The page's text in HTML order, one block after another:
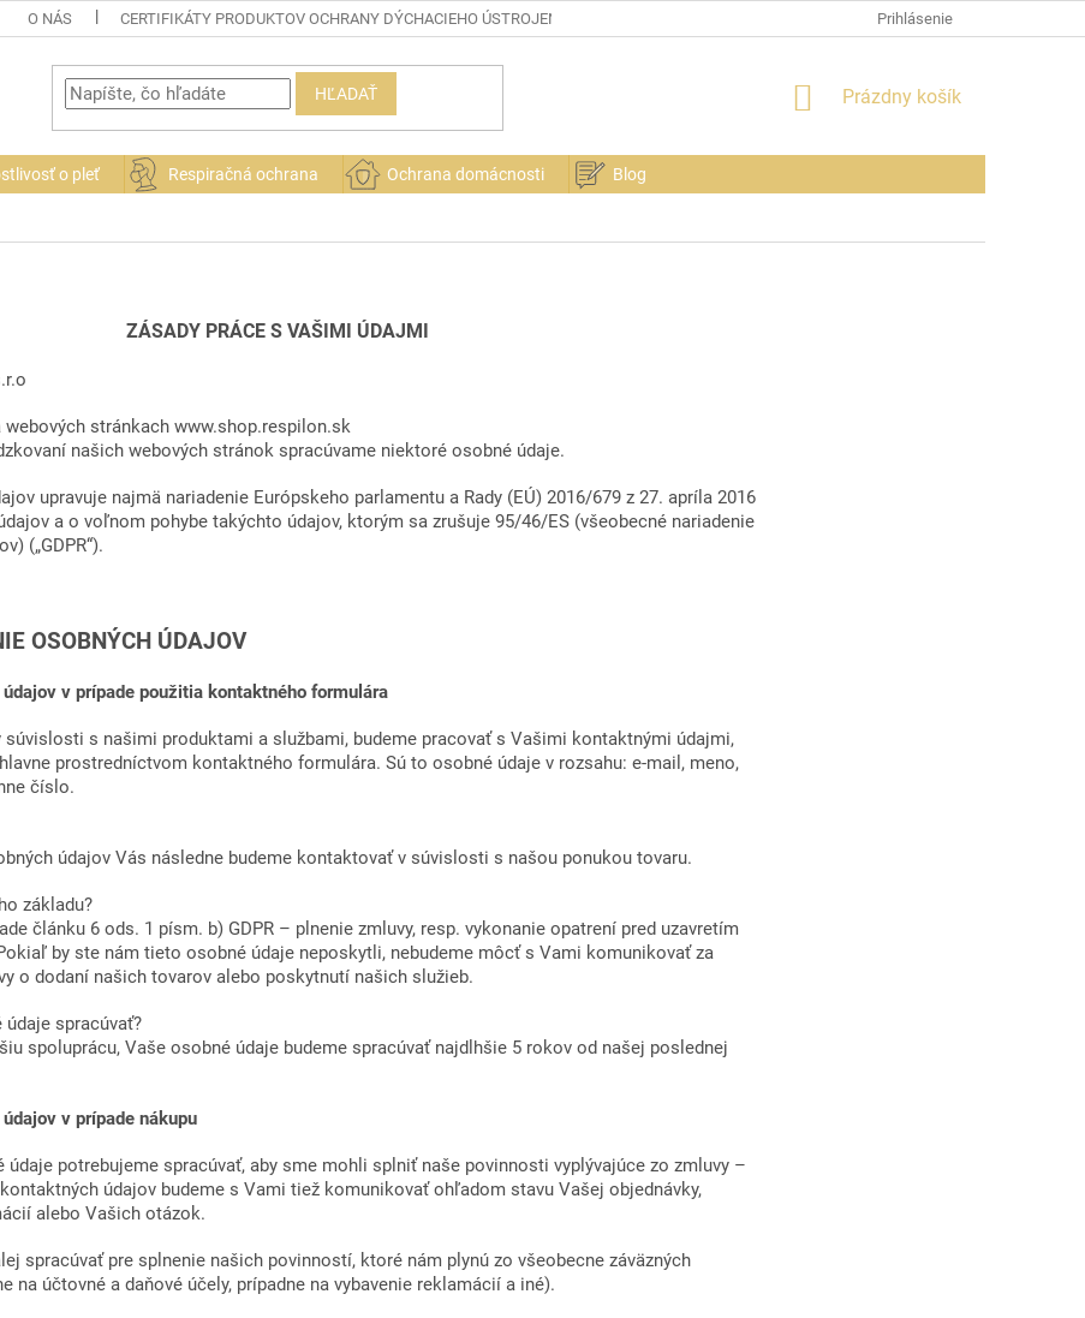
O NÁS CERTIFIKÁTY PRODUKTOV OCHRANY DÝCHACIEHO ÚSTROJENSTVA NANOMEMBRÁNA RESPILON
Prihlásenie
HĽADAŤ
NÁKUPNÝ
Prázdny košík
o pleť Respiračná ochrana Ochrana domácnosti Blog
ZÁSADY PRÁCE S VAŠIMI ÚDAJMI
webových stránkach www.shop.respilon.sk
našich webových stránok spracúvame niektoré osobné údaje.
upravuje najmä nariadenie Európskeho parlamentu a Rady (EÚ) 2016/679 z 27. apríla 2016
a o voľnom pohybe takýchto údajov, ktorým sa zrušuje 95/46/ES (všeobecné nariadenie
(„GDPR“).
ÚDAJOV
v prípade použitia kontaktného formulára
s našimi produktami a službami, budeme pracovať s Vašimi kontaktnými údajmi,
prostredníctvom kontaktného formulára. Sú to osobné údaje v rozsahu: e-mail, meno,
číslo.
údajov Vás následne budeme kontaktovať v súvislosti s našou ponukou tovaru.
základu?
článku 6 ods. 1 písm. b) GDPR – plnenie zmluvy, resp. vykonanie opatrení pred uzavretím
by ste nám tieto osobné údaje neposkytli, nebudeme môcť s Vami komunikovať za
o dodaní našich tovarov alebo poskytnutí našich služieb.
spracúvať?
spoluprácu, Vaše osobné údaje budeme spracúvať najdlhšie 5 rokov od našej poslednej
v prípade nákupu
údaje potrebujeme spracúvať, aby sme mohli splniť naše povinnosti vyplývajúce zo zmluvy –
údajov budeme s Vami tiež komunikovať ohľadom stavu Vašej objednávky,
alebo Vašich otázok.
spracúvať pre splnenie našich povinností, ktoré nám plynú zo všeobecne záväzných
na účtovné a daňové účely, prípadne na vybavenie reklamácií a iné).